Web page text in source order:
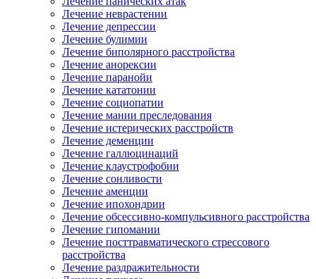
Лечение неврастении
Лечение депрессии
Лечение булимии
Лечение биполярного расстройства
Лечение анорексии
Лечение паранойи
Лечение кататонии
Лечение социопатии
Лечение мании преследования
Лечение истерических расстройств
Лечение деменции
Лечение галлюцинаций
Лечение клаустрофобии
Лечение сонливости
Лечение аменции
Лечение ипохондрии
Лечение обсессивно-компульсивного расстройства
Лечение гипомании
Лечение посттравматического стрессового
расстройства
Лечение раздражительности